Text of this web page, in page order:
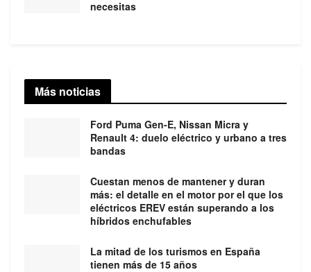
necesitas
Más noticias
Ford Puma Gen-E, Nissan Micra y
Renault 4: duelo eléctrico y urbano a tres
bandas
Cuestan menos de mantener y duran
más: el detalle en el motor por el que los
eléctricos EREV están superando a los
híbridos enchufables
La mitad de los turismos en España
tienen más de 15 años